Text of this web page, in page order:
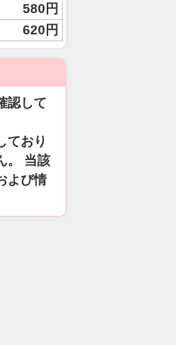
580円
620円
認して
ており
。 当該
よび情